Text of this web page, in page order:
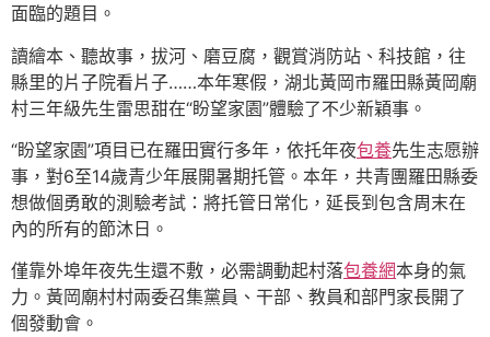
面臨的題目。
讀繪本、聽故事，拔河、磨豆腐，觀賞消防站、科技館，往
縣里的片子院看片子……本年寒假，湖北黃岡市羅田縣黃岡廟
村三年級先生雷思甜在“盼望家園”體驗了不少新穎事。
“盼望家園”項目已在羅田實行多年，依托年夜包養先生志愿辦
事，對6至14歲青少年展開暑期托管。本年，共青團羅田縣委
想做個勇敢的測驗考試：將托管日常化，延長到包含周末在
內的所有的節沐日。
僅靠外埠年夜先生還不敷，必需調動起村落包養網本身的氣
力。黃岡廟村村兩委召集黨員、干部、教員和部門家長開了
個發動會。